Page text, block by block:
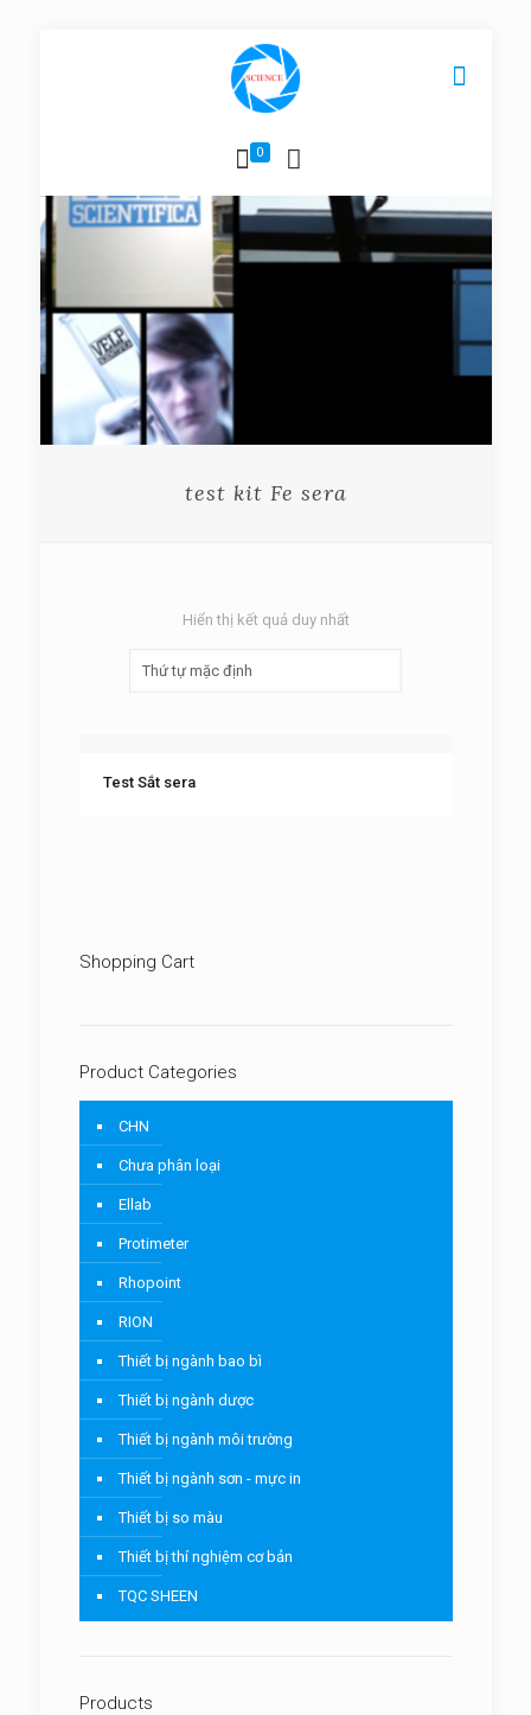
0
test kit Fe sera
Hiển thị kết quả duy nhất
Test Sắt sera
Shopping Cart
Product Categories
CHN
Chưa phân loại
Ellab
Protimeter
Rhopoint
RION
Thiết bị ngành bao bì
Thiết bị ngành dược
Thiết bị ngành môi trường
Thiết bị ngành sơn - mực in
Thiết bị so màu
Thiết bị thí nghiệm cơ bản
TQC SHEEN
Products